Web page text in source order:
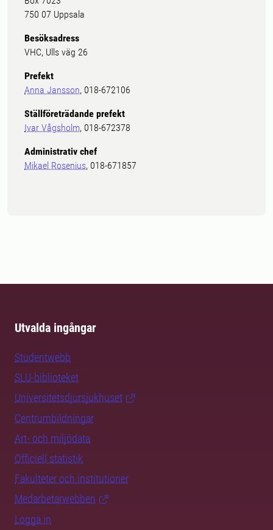
750 07 Uppsala
Besöksadress
VHC, Ulls väg 26
Prefekt
Anna Jansson, 018-672106
Ställföreträdande prefekt
Ivar Vågsholm, 018-672378
Administrativ chef
Mikael Rosenius, 018-671857
Utvalda ingångar
Studentwebb
SLU-biblioteket
Universitetsdjursjukhuset
Centrumbildningar
Art- och miljödata
Officiell statistik
Fakulteter och institutioner
Medarbetarwebben
Logga in